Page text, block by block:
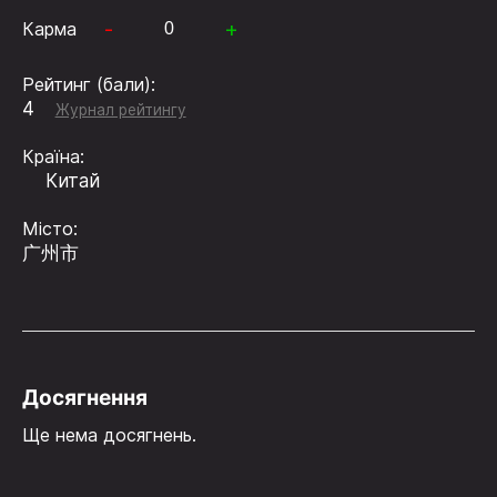
Карма - +
Рейтинг (бали):
4
Журнал рейтингу
Країна:
Китай
Місто:
广州市
Досягнення
Ще нема досягнень.